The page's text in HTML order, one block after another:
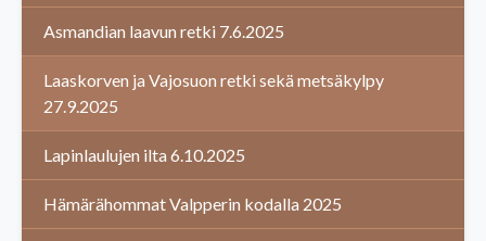
Asmandian laavun retki 7.6.2025
Laaskorven ja Vajosuon retki sekä metsäkylpy
27.9.2025
Lapinlaulujen ilta 6.10.2025
Hämärähommat Valpperin kodalla 2025